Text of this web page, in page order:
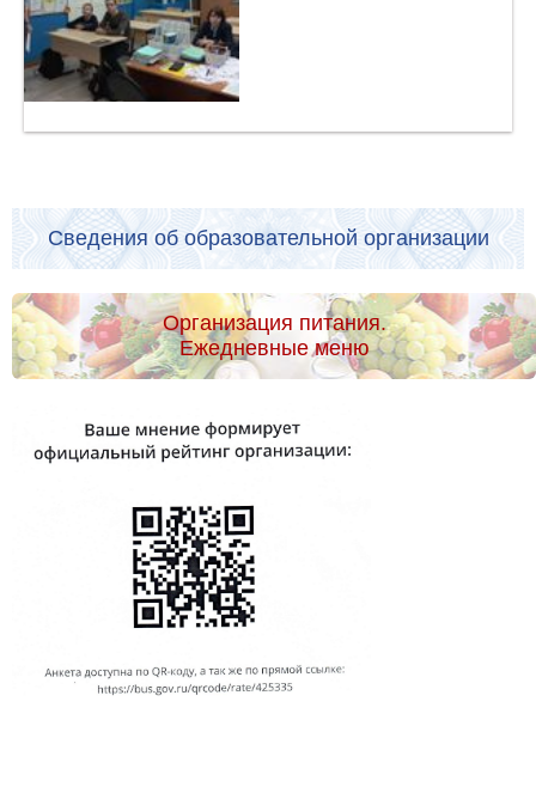
Сведения об образовательной организации
Организация питания.
Ежедневные меню